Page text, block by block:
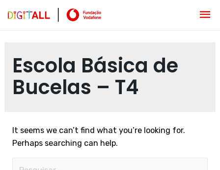
Escola Básica de
Bucelas – T4
It seems we can’t find what you’re looking for.
Perhaps searching can help.